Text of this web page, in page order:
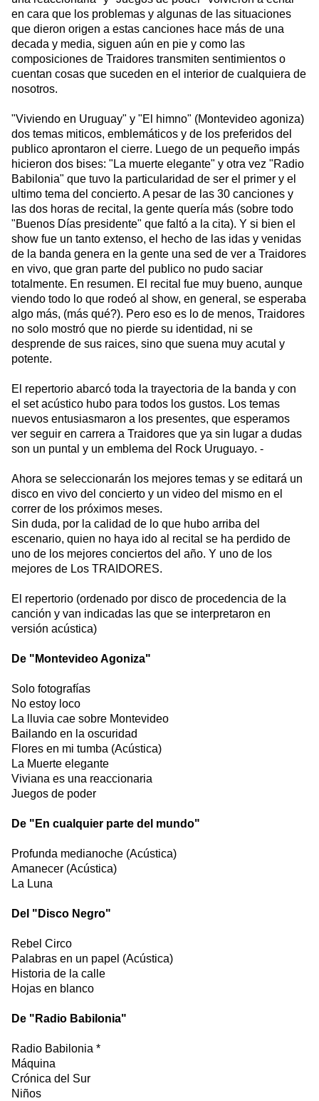
en cara que los problemas y algunas de las situaciones
que dieron origen a estas canciones hace más de una
decada y media, siguen aún en pie y como las
composiciones de Traidores transmiten sentimientos o
cuentan cosas que suceden en el interior de cualquiera de
nosotros.
"Viviendo en Uruguay" y "El himno" (Montevideo agoniza)
dos temas miticos, emblemáticos y de los preferidos del
publico aprontaron el cierre. Luego de un pequeño impás
hicieron dos bises: "La muerte elegante" y otra vez "Radio
Babilonia" que tuvo la particularidad de ser el primer y el
ultimo tema del concierto. A pesar de las 30 canciones y
las dos horas de recital, la gente quería más (sobre todo
"Buenos Días presidente" que faltó a la cita). Y si bien el
show fue un tanto extenso, el hecho de las idas y venidas
de la banda genera en la gente una sed de ver a Traidores
en vivo, que gran parte del publico no pudo saciar
totalmente. En resumen. El recital fue muy bueno, aunque
viendo todo lo que rodeó al show, en general, se esperaba
algo más, (más qué?). Pero eso es lo de menos, Traidores
no solo mostró que no pierde su identidad, ni se
desprende de sus raices, sino que suena muy acutal y
potente.
El repertorio abarcó toda la trayectoria de la banda y con
el set acústico hubo para todos los gustos. Los temas
nuevos entusiasmaron a los presentes, que esperamos
ver seguir en carrera a Traidores que ya sin lugar a dudas
son un puntal y un emblema del Rock Uruguayo. -
Ahora se seleccionarán los mejores temas y se editará un
disco en vivo del concierto y un video del mismo en el
correr de los próximos meses.
Sin duda, por la calidad de lo que hubo arriba del
escenario, quien no haya ido al recital se ha perdido de
uno de los mejores conciertos del año. Y uno de los
mejores de Los TRAIDORES.
El repertorio (ordenado por disco de procedencia de la
canción y van indicadas las que se interpretaron en
versión acústica)
De "Montevideo Agoniza"
Solo fotografías
No estoy loco
La lluvia cae sobre Montevideo
Bailando en la oscuridad
Flores en mi tumba (Acústica)
La Muerte elegante
Viviana es una reaccionaria
Juegos de poder
De "En cualquier parte del mundo"
Profunda medianoche (Acústica)
Amanecer (Acústica)
La Luna
Del "Disco Negro"
Rebel Circo
Palabras en un papel (Acústica)
Historia de la calle
Hojas en blanco
De "Radio Babilonia"
Radio Babilonia *
Máquina
Crónica del Sur
Niños